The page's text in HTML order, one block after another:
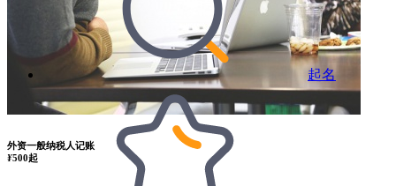
外资一般纳税人记账
¥500起
起名